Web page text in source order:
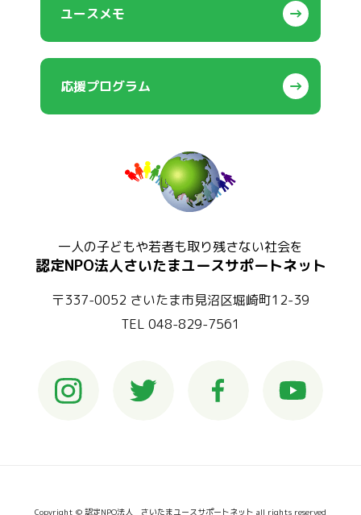
ユースメモ
応援プログラム
一人の子どもや若者も取り残さない社会を
認定NPO法人さいたまユースサポートネット
〒337-0052 さいたま市見沼区堀崎町12-39
TEL 048-829-7561
Copyright © 認定NPO法人 さいたまユースサポートネット all rights reserved